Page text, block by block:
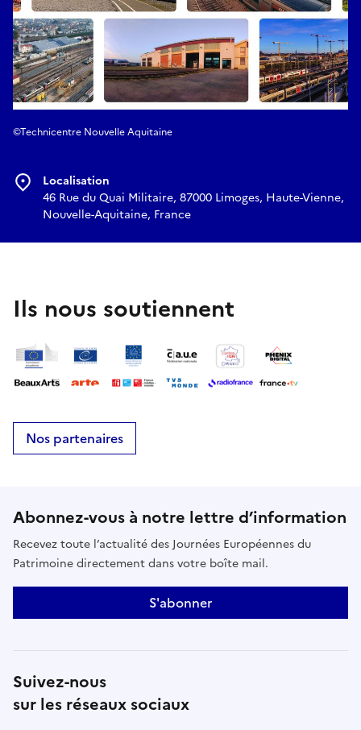
©Technicentre Nouvelle Aquitaine
Localisation
46 Rue du Quai Militaire, 87000 Limoges, Haute-Vienne,
Nouvelle-Aquitaine, France
Ils nous soutiennent
Nos partenaires
Abonnez-vous à notre lettre d’information
Recevez toute l’actualité des Journées Européennes du
Patrimoine directement dans votre boîte mail.
S'abonner
Suivez-nous
sur les réseaux sociaux